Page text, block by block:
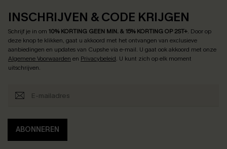
INSCHRIJVEN & CODE KRIJGEN
Schrijf je in om 10% KORTING GEEN MIN. & 15% KORTING OP 2ST+. Door op
deze knop te klikken, gaat u akkoord met het ontvangen van exclusieve
aanbiedingen en updates van Cupshe via e-mail. U gaat ook akkoord met onze
Algemene Voorwaarden en Privacybeleid. U kunt zich op elk moment
uitschrijven.
ABONNEREN